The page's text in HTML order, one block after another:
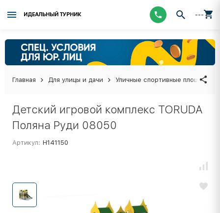
ИДЕАЛЬНЫЙ ТУРНИК ---
Главная Для улицы и дачи Уличные спортивные площадки
Детский игровой комплекс TORUDA
Поляна Руди 08050
Артикул: Н141150